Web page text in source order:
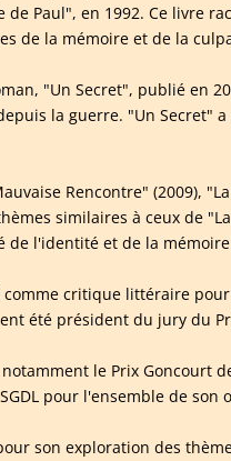
Paul", en 1992. Ce livre
de la mémoire et de la
"Un Secret", publié en
la guerre. "Un Secret"
Rencontre" (2009),
similaires à ceux de
de l'identité et de la
critique littéraire
été président du jury du
le Prix Goncourt
pour l'ensemble de son
son exploration des